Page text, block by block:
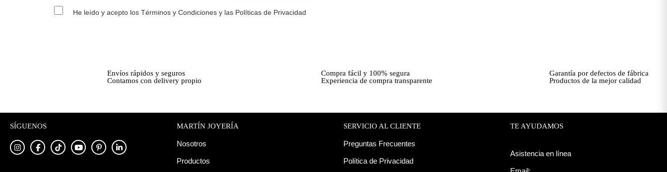
He leído y acepto los Términos y Condiciones y las Políticas de Privacidad
Envíos rápidos y seguros
Contamos con delivery propio
Compra fácil y 100% segura
Experiencia de compra transparente
Garantía por defectos de fábrica
Productos de la mejor calidad
SÍGUENOS MARTÍN JOYERÍA
Nosotros
Productos
SERVICIO AL CLIENTE
Preguntas Frecuentes
Política de Privacidad
TE AYUDAMOS
Asistencia en línea